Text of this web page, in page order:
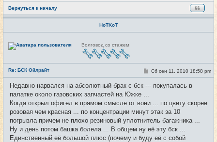
Вернуться к началу
HoTKoT
Н
е
е
т
и
Волговод со стажем
Re: БСК Ойлрайт #35
С
о
б
н
и
Сб сен 11, 2010 18:58 pm
Недавно нарвался на абсолютный брак с бск --- покупалась в
палатке около газовских запчастей на Южке ...
Когда открыл офигел в прямом смысле от вони ... по цвету скорее
розовая чем красная ... по концентрации минут этак за 10
погрызла причем не плохо резиновый уплотнитель багажника ...
Ну и день потом башка болела ... В общем ну её эту бск ...
Единственный её большой плюс (почему и буду её с собой